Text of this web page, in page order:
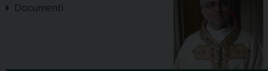
Documenti